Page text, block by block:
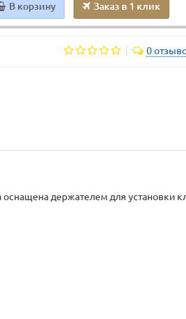
В корзину Заказ в 1 клик
0
держателем для установки